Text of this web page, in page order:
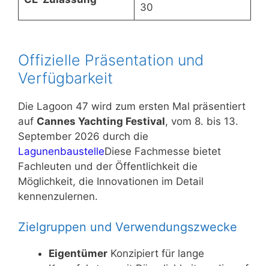
30
Offizielle Präsentation und
Verfügbarkeit
Die Lagoon 47 wird zum ersten Mal präsentiert
auf Cannes Yachting Festival, vom 8. bis 13.
September 2026 durch die
LagunenbaustelleDiese Fachmesse bietet
Fachleuten und der Öffentlichkeit die
Möglichkeit, die Innovationen im Detail
kennenzulernen.
Zielgruppen und Verwendungszwecke
Eigentümer Konzipiert für lange